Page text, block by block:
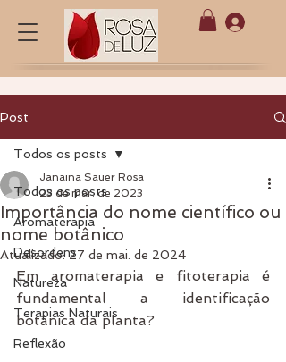
Post
Todos os posts
Aromaterapia
Desordens
Natureza
Terapias Naturais
Reflexão
Todos os posts
Importância do nome científico ou
nome botânico
Janaina Sauer Rosa
23 de mar. de 2023
Atualizado:27 de mai. de 2024
Em aromaterapia e fitoterapia é
fundamental a identificação
botânica da planta?